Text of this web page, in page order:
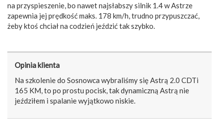
na przyspieszenie, bo nawet najsłabszy silnik 1.4 w Astrze
zapewnia jej prędkość maks. 178 km/h, trudno przypuszczać,
żeby ktoś chciał na codzień jeździć tak szybko.
Opinia klienta
Na szkolenie do Sosnowca wybraliśmy się Astrą 2.0 CDTi
165 KM, to po prostu pocisk, tak dynamiczną Astrą nie
jeździłem i spalanie wyjątkowo niskie.